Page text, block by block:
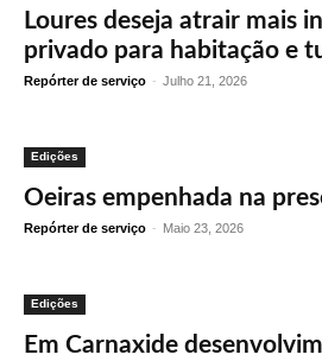
Loures deseja atrair mais
privado para habitação e
Repórter de serviço - Julho 21, 2026
Edições
Oeiras empenhada na
Repórter de serviço - Maio 23, 2026
Edições
Em Carnaxide